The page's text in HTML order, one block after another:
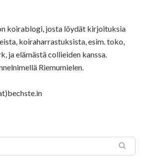
koirablogi, josta löydät kirjoituksia
koiraharrastuksista, esim. toko,
ja elämästä collieiden kanssa.
Riemumielen.